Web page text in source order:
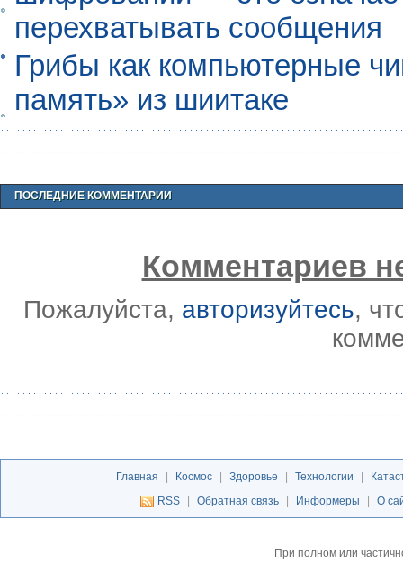
перехватывать сообщения
Грибы как компьютерные
память» из шиитаке
ПОСЛЕДНИЕ КОММЕНТАРИИ
Комментариев
Пожалуйста, авторизуйтесь,
Главная | Космос | Здоровье | Технологии |
RSS
| Обратная связь | Информеры | О
При полном или